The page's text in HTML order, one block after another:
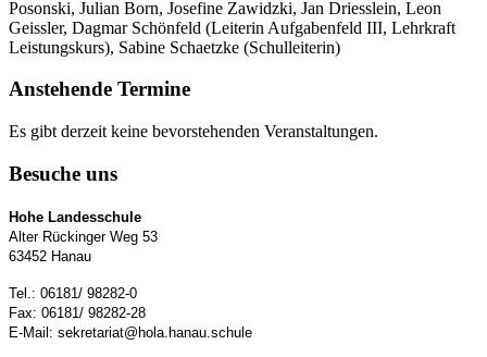
Posonski, Julian Born, Josefine Zawidzki, Jan Driesslein, Leon
Geissler, Dagmar Schönfeld (Leiterin Aufgabenfeld III, Lehrkraft
Leistungskurs), Sabine Schaetzke (Schulleiterin)
Anstehende Termine
Es gibt derzeit keine bevorstehenden Veranstaltungen.
Besuche uns
Hohe Landesschule
Alter Rückinger Weg 53
63452 Hanau
Tel.: 06181/ 98282-0
Fax: 06181/ 98282-28
E-Mail: sekretariat@hola.hanau.schule